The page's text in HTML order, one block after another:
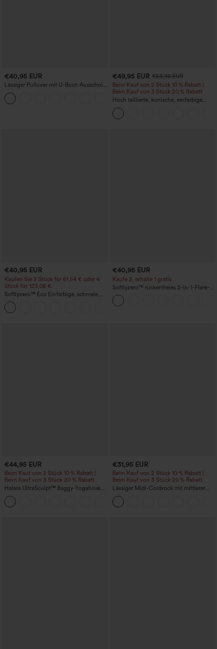
€40,95 EUR
Lässiger Pullover mit U-Boot-Ausschnitt
und Fledermausärmeln.
+1
€49,95 EUR €53,95 EUR
Beim Kauf von 2 Stück 10 % Rabatt |
Beim Kauf von 3 Stück 20 % Rabatt
Hoch taillierte, konische, einfarbige
Anzughose mit Seitentaschen
€40,95 EUR
Kaufen Sie 2 Stück für 61,54 € oder 4
Stück für 123,08 €.
Softlyzero™ Eco Einfarbige, schmale,
hoch taillierte Wanderhose mit
mehreren Taschen
€40,95 EUR
Kaufe 2, erhalte 1 gratis
Softlyzero™ rückenfreies 2-in-1-Flare-
Trainingskleid – Wannabe – Easy Peezy
€44,95 EUR
Beim Kauf von 2 Stück 10 % Rabatt |
Beim Kauf von 3 Stück 20 % Rabatt
Halara UltraSculpt™ Baggy-Yogahose
mit hohem Bund, Bauchkontrolle,
Color-Block-Streifen und Taschen
€31,95 EUR
Beim Kauf von 2 Stück 10 % Rabatt |
Beim Kauf von 3 Stück 20 % Rabatt
Lässiger Midi-Cordrock mit mittlerer
Bundhöhe und vorderseitiger
Klapptasche